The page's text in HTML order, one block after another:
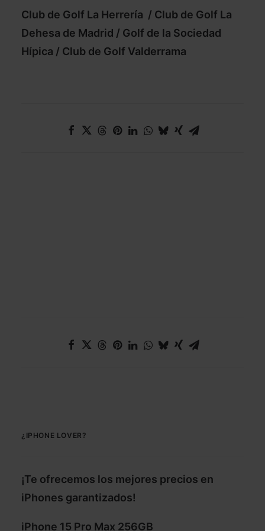
Club de Golf La Herrería / Club de Golf La
Dehesa de Madrid / Golf de la Sociedad
Hípica / Club de Golf Valderrama
¿IPHONE LOVER?
¡Te ofrecemos los mejores precios en
iPhones garantizados!
iPhone 15 Pro Max 256GB